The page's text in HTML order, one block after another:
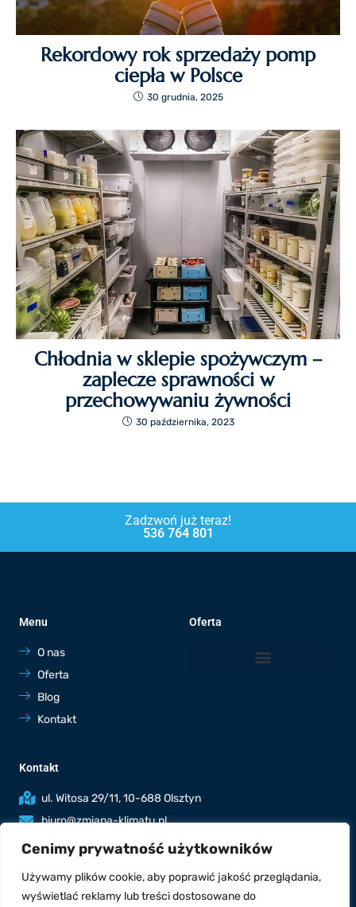
Cenimy prywatność użytkowników
Używamy plików cookie, aby poprawić jakość przeglądania,
wyświetlać reklamy lub treści dostosowane do
Rekordowy rok sprzedaży pomp
ciepła w Polsce
30 grudnia, 2025
Chłodnia w sklepie spożywczym –
zaplecze sprawności w
przechowywaniu żywności
30 października, 2023
Zadzwoń już teraz!
536 764 801
Menu
O nas
Oferta
Blog
Kontakt
Oferta
Kontakt
ul. Witosa 29/11, 10-688 Olsztyn
biuro@zmiana-klimatu.pl
536 764 801
Sobota: 8:00-17:00